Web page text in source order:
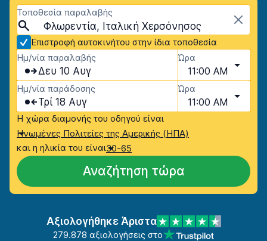
Τοποθεσία παραλαβής
Φλωρεντία, Ιταλική Χερσόνησος
Επιστροφή αυτοκινήτου στην ίδια τοποθεσία
Ημ/νία παραλαβής
Δευ 10 Αυγ
Ώρα
11:00 AM
Ημ/νία παράδοσης
Τρί 18 Αυγ
Ώρα
11:00 AM
Η χώρα διαμονής του οδηγού είναι
Ηνωμένες Πολιτείες της Αμερικής (ΗΠΑ)
και η ηλικία του είναι30-65
Αναζήτηση τώρα
Αξιολογήθηκε Άριστα
279.878 αξιολογήσεις στο